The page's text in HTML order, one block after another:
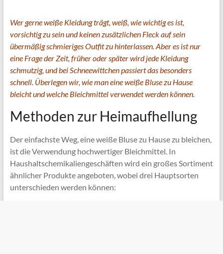
Wer gerne weiße Kleidung trägt, weiß, wie wichtig es ist,
vorsichtig zu sein und keinen zusätzlichen Fleck auf sein
übermäßig schmieriges Outfit zu hinterlassen. Aber es ist nur
eine Frage der Zeit, früher oder später wird jede Kleidung
schmutzig, und bei Schneewittchen passiert das besonders
schnell. Überlegen wir, wie man eine weiße Bluse zu Hause
bleicht und welche Bleichmittel verwendet werden können.
Methoden zur Heimaufhellung
Der einfachste Weg, eine weiße Bluse zu Hause zu bleichen,
ist die Verwendung hochwertiger Bleichmittel. In
Haushaltschemikaliengeschäften wird ein großes Sortiment
ähnlicher Produkte angeboten, wobei drei Hauptsorten
unterschieden werden können: